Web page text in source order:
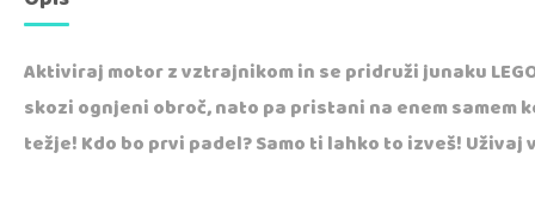
Aktiviraj motor z vztrajnikom in se pridruži junaku
skozi ognjeni obroč, nato pa pristani na enem
težje! Kdo bo prvi padel? Samo ti lahko to izveš!